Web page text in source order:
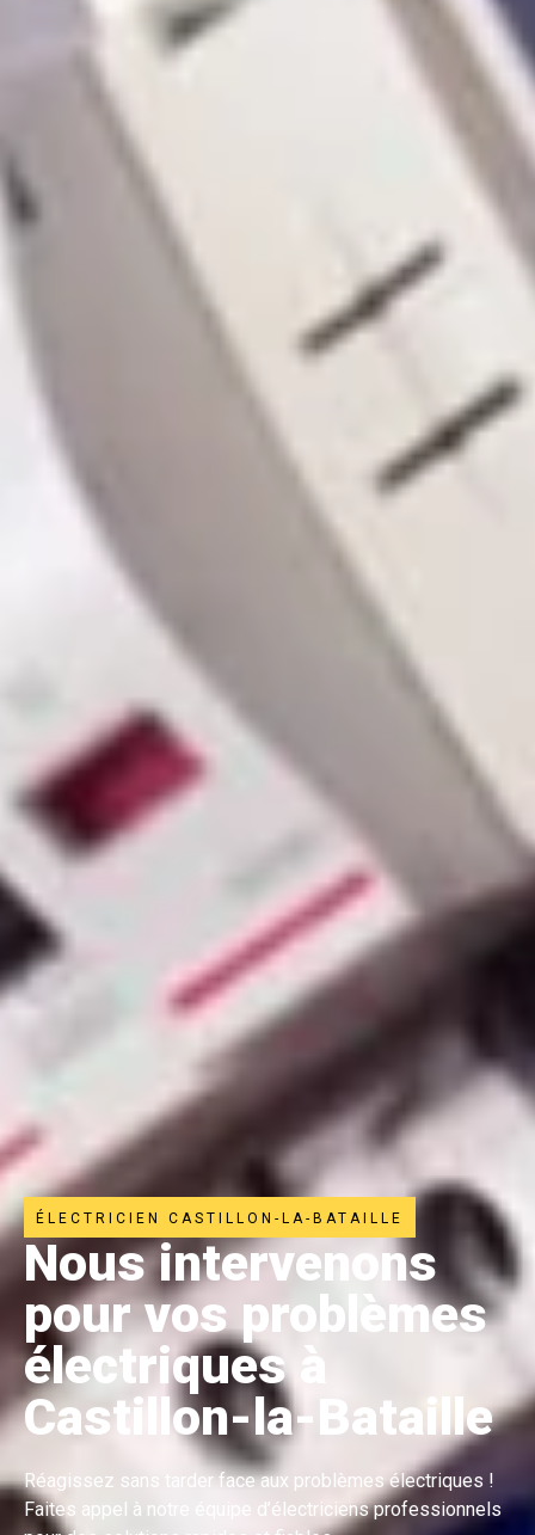
ÉLECTRICIEN CASTILLON-LA-BATAILLE
Nous intervenons
pour vos problèmes
électriques à
Castillon-la-Bataille
Réagissez sans tarder face aux problèmes électriques !
Faites appel à notre équipe d’électriciens professionnels